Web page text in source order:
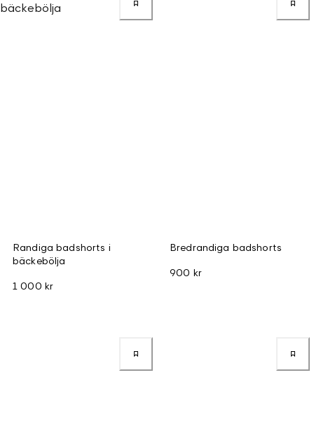
Randiga badshorts i
bäckebölja
1 000 kr
Bredrandiga badshorts
900 kr